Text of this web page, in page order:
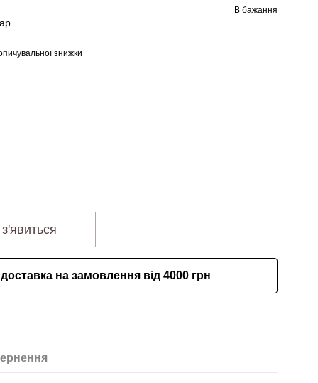
В бажання
знижки
на замовлення від 4000 грн